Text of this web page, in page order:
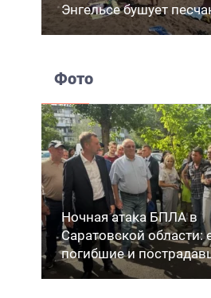
Энгельсе бушует
Фото
Ночная атака БПЛА в
Саратовской области:
погибшие и